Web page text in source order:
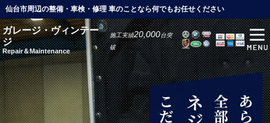
仙台市周辺の整備・車検・修理 車のことなら何でもお任せください
ガレージ・ヴィンテー
ジ
Repair＆Maintenance
施工実績20,000台突
破